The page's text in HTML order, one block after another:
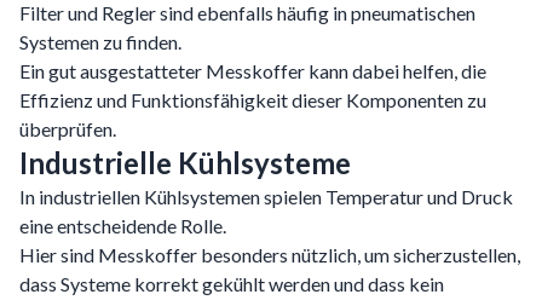
Filter und Regler sind ebenfalls häufig in pneumatischen
Systemen zu finden.
Ein gut ausgestatteter Messkoffer kann dabei helfen, die
Effizienz und Funktionsfähigkeit dieser Komponenten zu
überprüfen.
Industrielle Kühlsysteme
In industriellen Kühlsystemen spielen Temperatur und Druck
eine entscheidende Rolle.
Hier sind Messkoffer besonders nützlich, um sicherzustellen,
dass Systeme korrekt gekühlt werden und dass kein